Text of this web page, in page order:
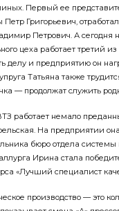
Первый ее
Григорьевич,
Петрович. А сегодня
цеха работает третий
делу и предприятию он
Татьяна также
— продолжат служить
работает немало
На предприятии
бюро отдела
Ирина стала
«Лучший специалист
производство — это